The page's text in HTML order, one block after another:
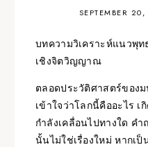
SEPTEMBER
บทความวิเคราะห์แนวพุ
เชิงจิตวิญญาณ
ตลอดประวัติศาสตร์ของ
เข้าใจว่าโลกนี้คืออะไร เ
กำลังเคลื่อนไปทางใด คำ
นั้นไม่ใช่เรื่องใหม่ หากเ